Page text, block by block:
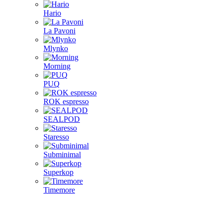
Hario
La Pavoni
Mlynko
Morning
PUQ
ROK espresso
SEALPOD
Staresso
Subminimal
Superkop
Timemore